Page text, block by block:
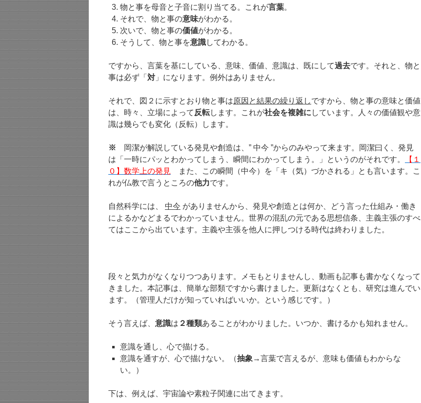
物と事を母音と子音に割り当てる。これが言葉。
それで、物と事の意味がわかる。
次いで、物と事の価値がわかる。
そうして、物と事を意識してわかる。
ですから、言葉を基にしている、意味、価値、意識は、既にして過去です。それと、物と
事は必ず「 対 」になります。例外はありません。
それで、図２に示すとおり物と事は原因と結果の繰り返しですから、物と事の意味と価値
は、時々、立場によって 反転します。これが社会を複雑に しています。人々の価値観や意
識は幾らでも変化（反転）します。
※ 岡潔が解説している発見や創造は、” 中今 ”からのみやって来ます。岡潔曰く、発見
は「一時にパッとわかってしまう、瞬間にわかってしまう。」というのがそれです。
【１
０】数学上の発見 また、この瞬間（中今）を「キ（気）づかされる」とも言います。こ
れが仏教で言うところの他力です。
自然科学には、 中今 がありませんから、発見や創造とは何か、どう言った仕組み・働き
によるかなどまるでわかっていません。世界の混乱の元である思想信条、主義主張のすべ
てはここから出ています。主義や主張を他人に押しつける時代は終わりました。
段々と気力がなくなりつつあります。メモもとりませんし、動画も記事も書かなくなって
きました。本記事は、簡単な部類ですから書けました。更新はなくとも、研究は進んでい
ます。（管理人だけが知っていればいいか。という感じです。）
そう言えば、 意識は ２種類あることがわかりました。いつか、書けるかも知れません。
意識を通し、心で描ける。
意識を通すが、心で描けない。（抽象 →言葉で言えるが、意味も価値もわからな
い。）
下は、例えば、宇宙論や素粒子関連に出てきます。